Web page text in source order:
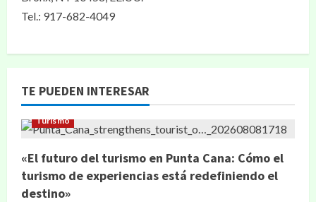
Tel.: 917-682-4049
TE PUEDEN INTERESAR
Turismo
«El futuro del turismo en Punta Cana: Cómo el
turismo de experiencias está redefiniendo el
destino»